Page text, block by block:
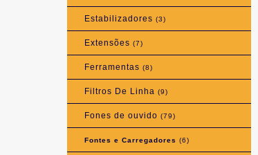
Estabilizadores (3)
Extensões (7)
Ferramentas (8)
Filtros De Linha (9)
Fones de ouvido (79)
Fontes e Carregadores (6)